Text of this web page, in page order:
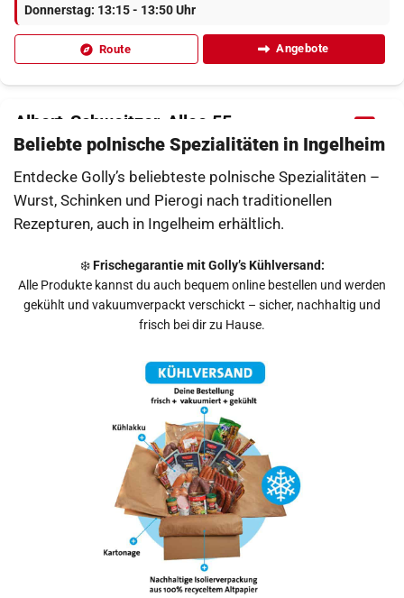
Donnerstag: 13:15 - 13:50 Uhr
Route Angebote
Albert-Schweitzer-Allee 55
65199Wiesbaden
Verkaufszeiten
Donnerstag: 15:15 - 15:45 Uhr
Föhrer Str. (Ecke Borkumerstr.)
Donnerstag: 14:40 - 15:00 Uhr
Beliebte polnische Spezialitäten in Ingelheim
Entdecke Golly’s beliebteste polnische Spezialitäten –
Wurst, Schinken und Pierogi nach traditionellen
Rezepturen, auch in Ingelheim erhältlich.
❄️Frischegarantie mit Golly’s Kühlversand:
Alle Produkte kannst du auch bequem online bestellen und werden
gekühlt und vakuumverpackt verschickt – sicher, nachhaltig und
frisch bei dir zu Hause.